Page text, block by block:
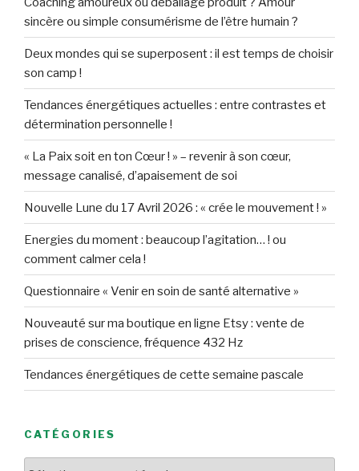
sincère ou simple consumérisme de l’être humain ?
Deux mondes qui se superposent : il est temps de choisir
son camp !
Tendances énergétiques actuelles : entre contrastes et
détermination personnelle !
« La Paix soit en ton Cœur ! » – revenir à son cœur,
message canalisé, d’apaisement de soi
Nouvelle Lune du 17 Avril 2026 : « crée le mouvement ! »
Energies du moment : beaucoup l’agitation… ! ou
comment calmer cela !
Questionnaire « Venir en soin de santé alternative »
Nouveauté sur ma boutique en ligne Etsy : vente de
prises de conscience, fréquence 432 Hz
Tendances énergétiques de cette semaine pascale
CATÉGORIES